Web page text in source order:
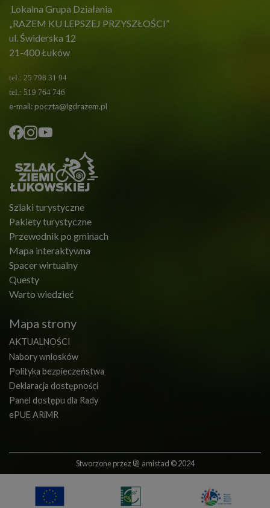
Lokalna Grupa Działania
„RAZEM KU LEPSZEJ PRZYSZŁOŚCI”
ul. Świderska 12
21-400 Łuków
tel.: 25 798 31 94
tel.: 519 764 746
e-mail:poczta@lgdrazem.pl
Szlaki turystyczne
Pakiety turystyczne
Przewodnik po gminach
Mapa interaktywna
Spacer wirtualny
Questy
Warto wiedzieć
Mapa strony
AKTUALNOŚCI
Nabory wniosków
Polityka bezpieczeństwa
Deklaracja dostępności
Panel dostępu dla Rady
ePUE ARiMR
Stworzone przez amistad © 2024